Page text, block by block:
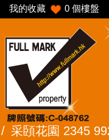
我的收藏 0 個樓盤
花園 2345 9927 /